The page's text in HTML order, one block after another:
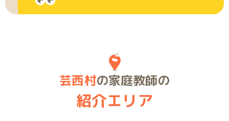
芸西村の家庭教師の
紹介エリア